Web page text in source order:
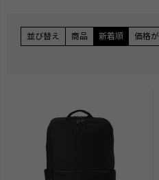
並び替え 商品 新着順 価格